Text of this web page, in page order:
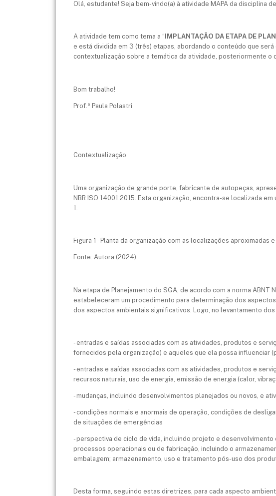
Olá, estudante! Seja bem-vindo(a) à atividade MAPA da disciplina
A atividade tem como tema a “ IMPLANTAÇÃO DA ETAPA DE
e está dividida em 3 (três) etapas, abordando o conteúdo que
contextualização sobre a temática da atividade, posteriormente
Bom trabalho!
Prof.ª Paula Polastri
Contextualização
Uma organização de grande porte, fabricante de autopeças,
NBR ISO 14001:2015. Esta organização, encontra-se localizada
1.
Figura 1 - Planta da organização com as localizações aproximadas
Fonte: Autora (2024).
Na etapa de Planejamento do SGA, de acordo com a norma ABNT
estabeleceram um procedimento para determinação dos
dos aspectos ambientais significativos. Logo, no levantamento
- entradas e saídas associadas com as atividades, produtos e
fornecidos pela organização) e aqueles que ela possa
- entradas e saídas associadas com as atividades, produtos e
recursos naturais, uso de energia, emissão de energia (calor,
- mudanças, incluindo desenvolvimentos planejados ou novos, e
- condições normais e anormais de operação, condições de
de situações de emergências
- perspectiva de ciclo de vida, incluindo projeto e
processos operacionais ou de fabricação, incluindo o
embalagem; armazenamento, uso e tratamento pós-uso dos
Desta forma, seguindo estas diretrizes, para cada aspecto